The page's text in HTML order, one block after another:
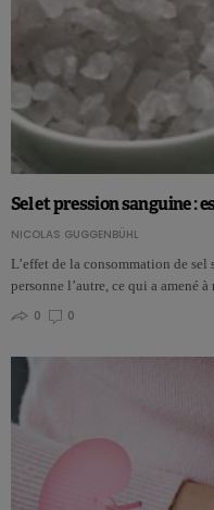
Sel et pression sanguine :
NICOLAS GUGGENBÜHL
L’effet de la consommation de sel
personne l’autre, ce qui a amené
0
0